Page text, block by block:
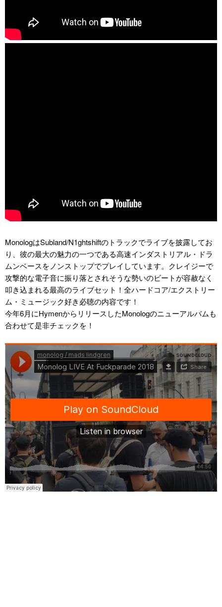
MonologはSubland/N1ghtshiftのトラックでライブを披露してお
り、彼の最大の魅力の一つである高速インダストリアル・ドラ
ムンベースをノンストップでプレイしています。クレイジーで
攻撃的な電子音に振り落とされそうな勢いのビートが容赦なく
叩き込まれる最高のライブセット！全ハードコア/エクストリー
ム・ミュージック好き必聴の内容です！
今年6月にHymenからリリースしたMonologのニューアルバムも
合わせて是非チェックを！